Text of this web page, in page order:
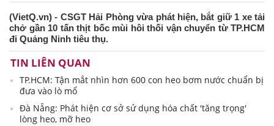
(VietQ.vn) - CSGT Hải Phòng vừa phát hiện, bắt giữ 1 xe tải
chở gần 10 tấn thịt bốc mùi hôi thối vận chuyển từ TP.HCM
đi Quảng Ninh tiêu thụ.
TIN LIÊN QUAN
TP.HCM: Tận mắt nhìn hơn 600 con heo bơm nước chuẩn bị
đưa vào lò mổ
Đà Nẵng: Phát hiện cơ sở sử dụng hóa chất 'tăng trọng'
lòng heo, mỡ heo